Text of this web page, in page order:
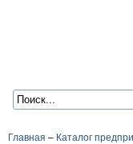
Главная – Каталог